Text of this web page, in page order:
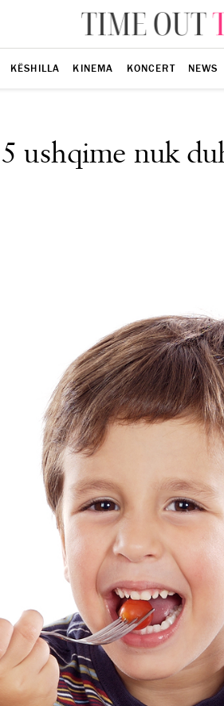
KËSHILLA KINEMA KONCERT NEWS
ushqime nuk